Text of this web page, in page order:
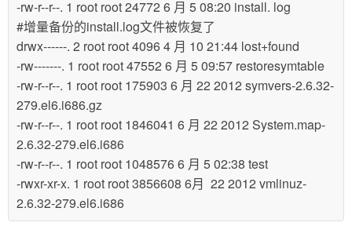
-rw-r--r--. 1 root root 24772 6 月 5 08:20 install. log
#增量备份的install.log文件被恢复了
drwx------. 2 root root 4096 4 月 10 21:44 lost+found
-rw-------. 1 root root 47552 6 月 5 09:57 restoresymtable
-rw-r--r--. 1 root root 175903 6 月 22 2012 symvers-2.6.32-
279.el6.i686.gz
-rw-r--r--. 1 root root 1846041 6 月 22 2012 System.map-
2.6.32-279.el6.i686
-rw-r--r--. 1 root root 1048576 6 月 5 02:38 test
-rwxr-xr-x. 1 root root 3856608 6月 22 2012 vmlinuz-
2.6.32-279.el6.i686